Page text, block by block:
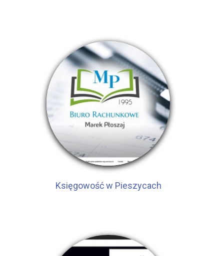
Księgowość w Pieszycach